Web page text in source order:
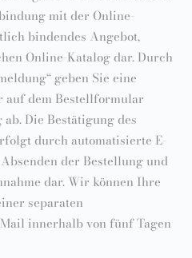
mit der Online-
bindendes Angebot,
Online-Katalog dar. Durch
geben Sie eine
dem Bestellformular
Die Bestätigung des
durch automatisierte E-
der Bestellung und
dar. Wir können Ihre
separaten
innerhalb von fünf Tagen